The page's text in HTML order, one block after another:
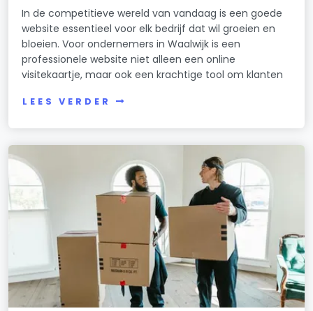
In de competitieve wereld van vandaag is een goede
website essentieel voor elk bedrijf dat wil groeien en
bloeien. Voor ondernemers in Waalwijk is een
professionele website niet alleen een online
visitekaartje, maar ook een krachtige tool om klanten
LEES VERDER